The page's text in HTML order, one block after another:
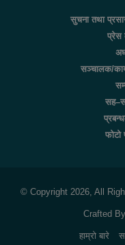
सुचना तथा
प्रेस
सञ्चालक/
फोटो
© Copyright 2026, All
Crafted
हाम्रो बारे